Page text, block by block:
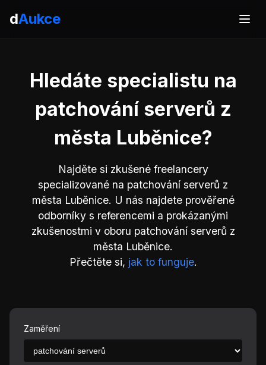
dAukce
Hledáte specialistu na
patchování serverů z
města Luběnice?
Najděte si zkušené freelancery
specializované na patchování serverů z
města Luběnice. U nás najdete prověřené
odborníky s referencemi a prokázanými
zkušenostmi v oboru patchování serverů z
města Luběnice.
Přečtěte si, jak to funguje.
Zaměření